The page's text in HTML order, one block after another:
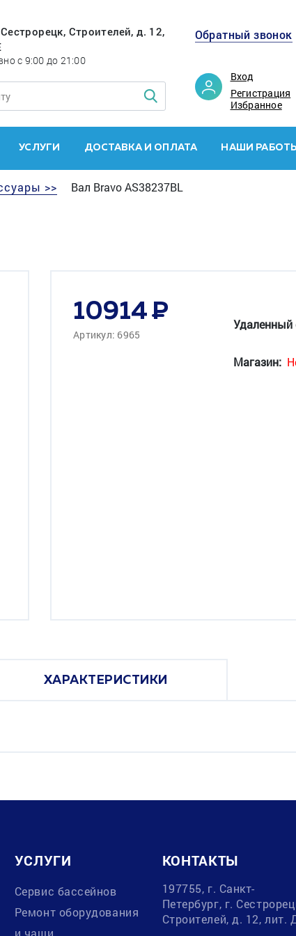
Строителей, д. 12,
с 9:00 до 21:00
Обратный звонок
Вход
Регистрация
Избранное
УСЛУГИ ДОСТАВКА И ОПЛАТА НАШИ РАБОТЫ
>> Вал Bravo AS38237BL
10914
Артикул: 6965
Удаленный
Магазин:
ХАРАКТЕРИСТИКИ
УСЛУГИ
Сервис бассейнов
Ремонт оборудования
и чаши
КОНТАКТЫ
197755, г. Санкт-
Петербург, г.
Строителей, д. 12, лит.